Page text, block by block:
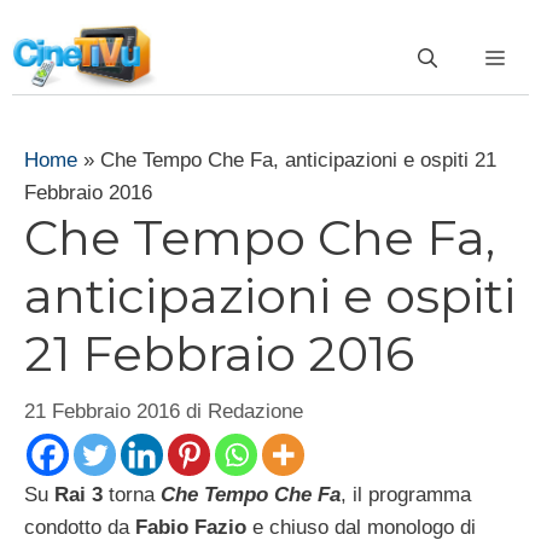
al
contenuto
Home » Che Tempo Che Fa, anticipazioni e ospiti 21
Febbraio 2016
Che Tempo Che Fa,
anticipazioni e ospiti
21 Febbraio 2016
21 Febbraio 2016 di Redazione
Su Rai 3 torna Che Tempo Che Fa, il programma
condotto da Fabio Fazio e chiuso dal monologo di